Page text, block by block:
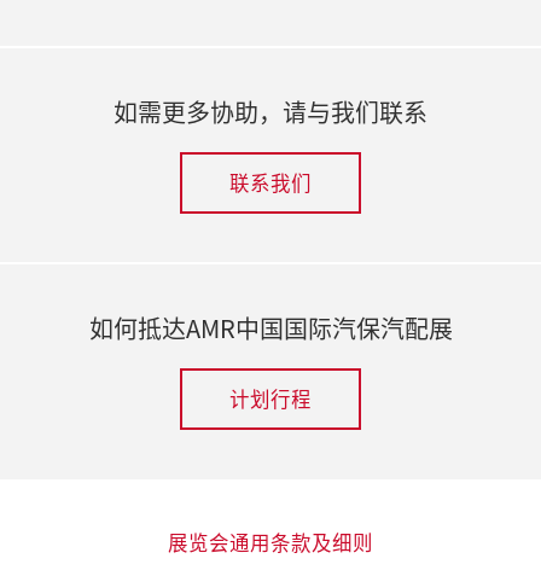
如需更多协助，请与我们联系
联系我们
如何抵达AMR中国国际汽保汽配展
计划行程
展览会通用条款及细则